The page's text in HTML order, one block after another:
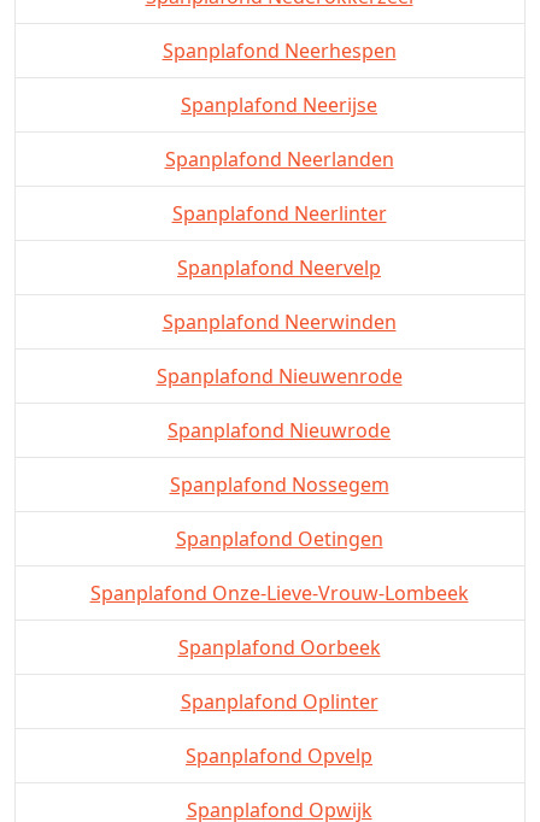
Spanplafond Neerhespen
Spanplafond Neerijse
Spanplafond Neerlanden
Spanplafond Neerlinter
Spanplafond Neervelp
Spanplafond Neerwinden
Spanplafond Nieuwenrode
Spanplafond Nieuwrode
Spanplafond Nossegem
Spanplafond Oetingen
Spanplafond Onze-Lieve-Vrouw-Lombeek
Spanplafond Oorbeek
Spanplafond Oplinter
Spanplafond Opvelp
Spanplafond Opwijk